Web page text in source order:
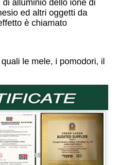
alluminio dello ione di
ed altri oggetti da
è chiamato
le mele, i pomodori, il